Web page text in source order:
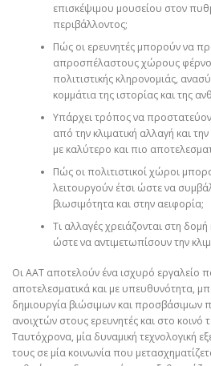
επισκέψιμου μουσείου στον
περιβάλλοντος;
Πώς οι ερευνητές μπορούν να
απροσπέλαστους χώρους
πολιτιστικής κληρονομιάς,
κομμάτια της ιστορίας και της
Υπάρχει τρόπος να
από την κλιματική αλλαγή και
με καλύτερο και πιο
Πώς οι πολιτιστικοί χώροι
λειτουργούν έτσι ώστε να
βιωσιμότητα και στην αειφορία;
Τι αλλαγές χρειάζονται στη δομή
ώστε να αντιμετωπίσουν την
Οι ΑΑΤ αποτελούν ένα ισχυρό εργαλείο
αποτελεσματικά και με υπευθυνότητα,
δημιουργία βιώσιμων και προσβάσιμων
ανοιχτών στους ερευνητές και στο
Ταυτόχρονα, μία δυναμική τεχνολογική
τους σε μία κοινωνία που